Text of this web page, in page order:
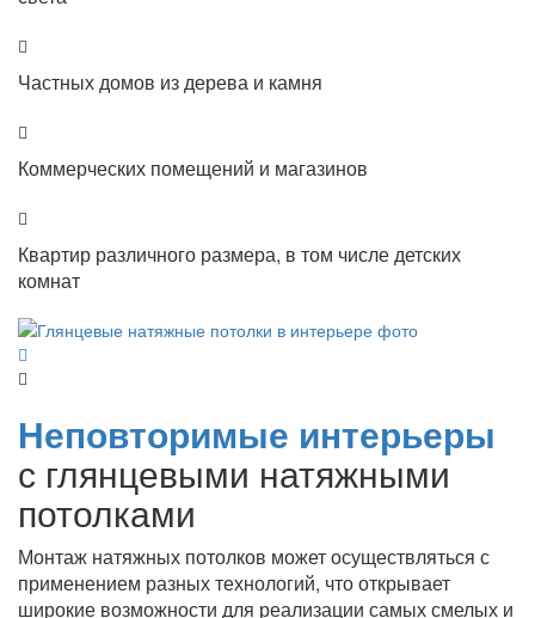
Частных домов из дерева и камня
Коммерческих помещений и магазинов
Квартир различного размера, в том числе детских
комнат
Неповторимые интерьеры
с глянцевыми натяжными
потолками
Монтаж натяжных потолков может осуществляться с
применением разных технологий, что открывает
широкие возможности для реализации самых смелых и